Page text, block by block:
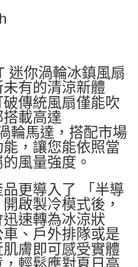
迷你渦輪冰鎮風扇
有的清涼新體
傳統風扇僅能吹
載高達
輪馬達，搭配市場
，讓您能依照當
風量強度。
更導入了 「半導
啟製冷模式後，
速轉為冰涼狀
、戶外排隊或是
膚即可感受實體
輕鬆應對夏日高